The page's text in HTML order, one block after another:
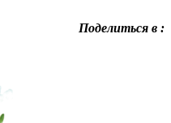
Поделиться в :